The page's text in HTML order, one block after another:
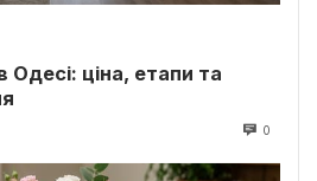
ціна, етапи та
0